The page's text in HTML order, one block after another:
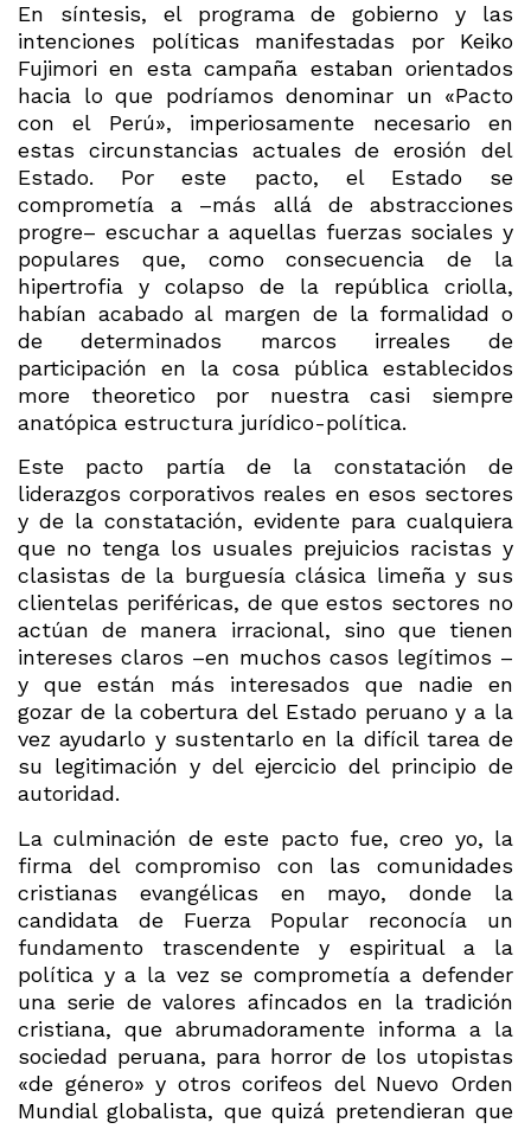
En síntesis, el programa de gobierno y las
intenciones políticas manifestadas por Keiko
Fujimori en esta campaña estaban orientados
hacia lo que podríamos denominar un «Pacto
con el Perú», imperiosamente necesario en
estas circunstancias actuales de erosión del
Estado. Por este pacto, el Estado se
comprometía a –más allá de abstracciones
progre– escuchar a aquellas fuerzas sociales y
populares que, como consecuencia de la
hipertrofia y colapso de la república criolla,
habían acabado al margen de la formalidad o
de determinados marcos irreales de
participación en la cosa pública establecidos
more theoretico por nuestra casi siempre
anatópica estructura jurídico-política.
Este pacto partía de la constatación de
liderazgos corporativos reales en esos sectores
y de la constatación, evidente para cualquiera
que no tenga los usuales prejuicios racistas y
clasistas de la burguesía clásica limeña y sus
clientelas periféricas, de que estos sectores no
actúan de manera irracional, sino que tienen
intereses claros –en muchos casos legítimos –
y que están más interesados que nadie en
gozar de la cobertura del Estado peruano y a la
vez ayudarlo y sustentarlo en la difícil tarea de
su legitimación y del ejercicio del principio de
autoridad.
La culminación de este pacto fue, creo yo, la
firma del compromiso con las comunidades
cristianas evangélicas en mayo, donde la
candidata de Fuerza Popular reconocía un
fundamento trascendente y espiritual a la
política y a la vez se comprometía a defender
una serie de valores afincados en la tradición
cristiana, que abrumadoramente informa a la
sociedad peruana, para horror de los utopistas
«de género» y otros corifeos del Nuevo Orden
Mundial globalista, que quizá pretendieran que